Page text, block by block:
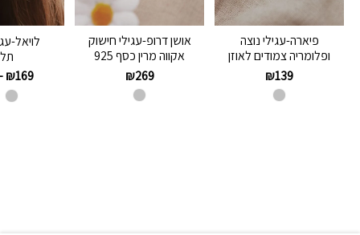
פיארה-עגילי נוצה
ופלומריה צמודים לאוזן
₪139
אושן דרופ-עגילי חישוק
אקווה מרין כסף 925
₪269
לויאל-
₪169